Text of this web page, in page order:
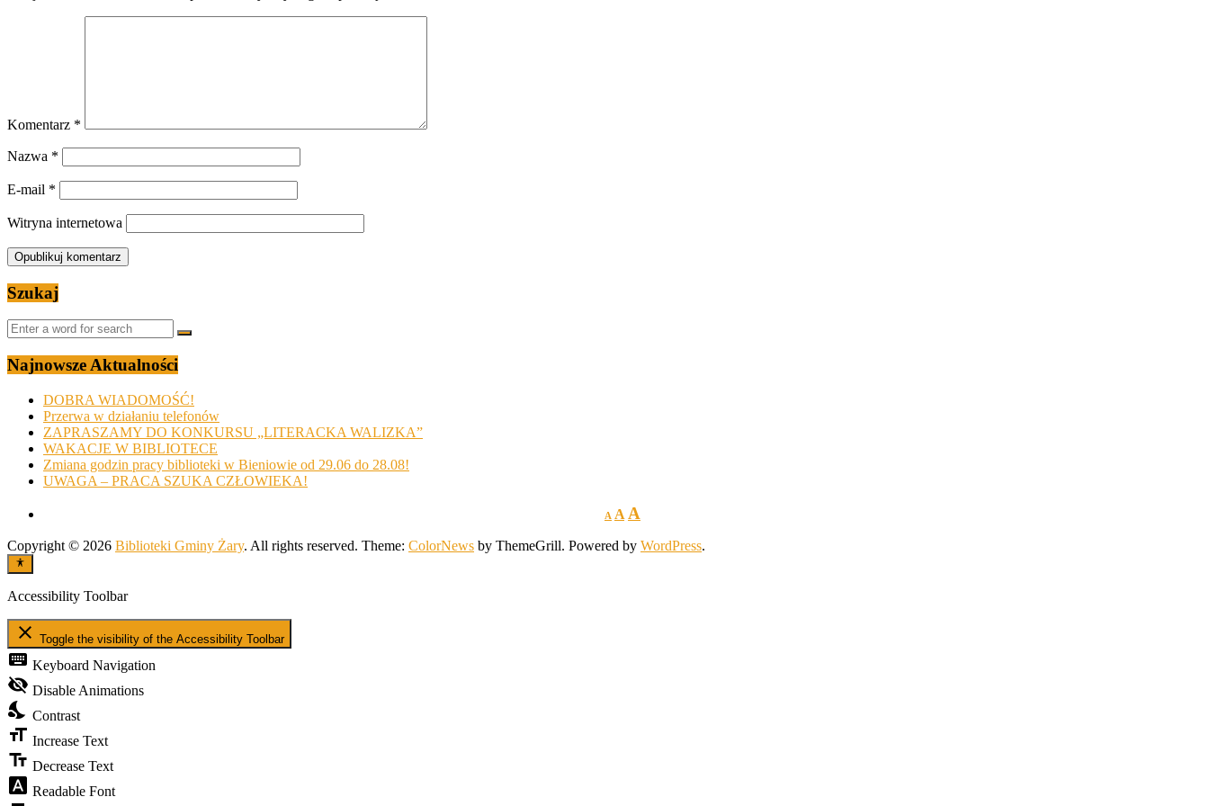
Komentarz *
Nazwa *
E-mail *
Witryna internetowa
Szukaj
Najnowsze Aktualności
DOBRA WIADOMOŚĆ!
Przerwa w działaniu telefonów
ZAPRASZAMY DO KONKURSU „LITERACKA WALIZKA”
WAKACJE W BIBLIOTECE
Zmiana godzin pracy biblioteki w Bieniowie od 29.06 do 28.08!
UWAGA – PRACA SZUKA CZŁOWIEKA!
A A A
Copyright © 2026 Biblioteki Gminy Żary. All rights reserved. Theme: ColorNews by ThemeGrill. Powered by WordPress.
Accessibility Toolbar
close Toggle the visibility of the Accessibility Toolbar
keyboard Keyboard Navigation
visibility_off Disable Animations
nights_stay Contrast
format_size Increase Text
text_fields Decrease Text
font_download Readable Font